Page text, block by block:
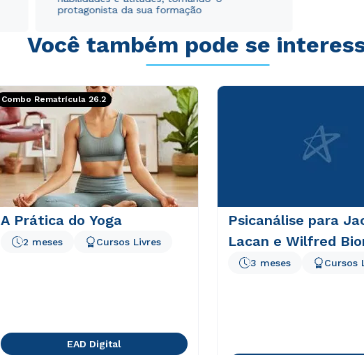
protagonista da sua formação
Você também pode se
Combo Rematrícula 26.2
A Prática do Yoga
2 meses Cursos Livres
EAD Digital
Psicanálise para
Lacan e Wilfred
3 meses Cursos
Estou de acordo com aPolítica de Privacidade.
autorizo que meus dados sejam utilizados para o
envio de conteúdos da Cruzeiro do Sul.
Estou de acordo com aPolítica de Privacidade.
autorizo que meus dados sejam utilizados para o
envio de conteúdos da Cruzeiro do Sul.